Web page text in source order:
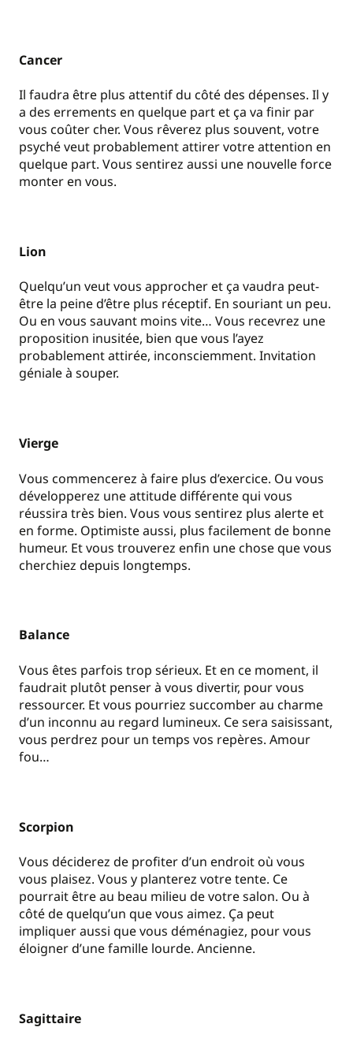
Cancer
Il faudra être plus attentif du côté des dépenses. Il y
a des errements en quelque part et ça va finir par
vous coûter cher. Vous rêverez plus souvent, votre
psyché veut probablement attirer votre attention en
quelque part. Vous sentirez aussi une nouvelle force
monter en vous.
Lion
Quelqu’un veut vous approcher et ça vaudra peut-
être la peine d’être plus réceptif. En souriant un peu.
Ou en vous sauvant moins vite… Vous recevrez une
proposition inusitée, bien que vous l’ayez
probablement attirée, inconsciemment. Invitation
géniale à souper.
Vierge
Vous commencerez à faire plus d’exercice. Ou vous
développerez une attitude différente qui vous
réussira très bien. Vous vous sentirez plus alerte et
en forme. Optimiste aussi, plus facilement de bonne
humeur. Et vous trouverez enfin une chose que vous
cherchiez depuis longtemps.
Balance
Vous êtes parfois trop sérieux. Et en ce moment, il
faudrait plutôt penser à vous divertir, pour vous
ressourcer. Et vous pourriez succomber au charme
d’un inconnu au regard lumineux. Ce sera saisissant,
vous perdrez pour un temps vos repères. Amour
fou…
Scorpion
Vous déciderez de profiter d’un endroit où vous
vous plaisez. Vous y planterez votre tente. Ce
pourrait être au beau milieu de votre salon. Ou à
côté de quelqu’un que vous aimez. Ça peut
impliquer aussi que vous déménagiez, pour vous
éloigner d’une famille lourde. Ancienne.
Sagittaire